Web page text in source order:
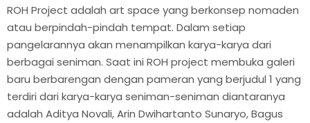
ROH Project adalah art space yang berkonsep nomaden
atau berpindah-pindah tempat. Dalam setiap
pangelarannya akan menampilkan karya-karya dari
berbagai seniman. Saat ini ROH project membuka galeri
baru berbarengan dengan pameran yang berjudul 1 yang
terdiri dari karya-karya seniman-seniman diantaranya
adalah Aditya Novali, Arin Dwihartanto Sunaryo, Bagus